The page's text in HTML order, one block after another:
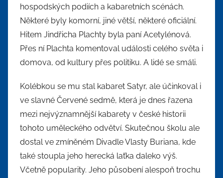
hospodských podiích a kabaretních scénách.
Některé byly komorní, jiné větší, některé oficiální.
Hitem Jindřicha Plachty byla paní Acetylénová.
Přes ní Plachta komentoval události celého světa i
domova, od kultury přes politiku. A lidé se smáli.
Kolébkou se mu stal kabaret Satyr, ale účinkoval i
ve slavné Červené sedmě, která je dnes řazena
mezi nejvýznamnější kabarety v české historii
tohoto uměleckého odvětví. Skutečnou školu ale
dostal ve zmíněném Divadle Vlasty Buriana, kde
také stoupla jeho herecká laťka daleko výš.
Včetně popularity. Jeho působení alespoň trochu